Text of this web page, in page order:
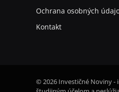
Ochrana osobných
Kontakt
© 2026 Investičné Noviny -